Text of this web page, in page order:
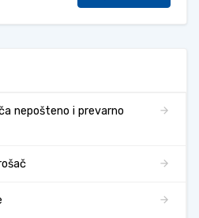
nepošteno i prevarno